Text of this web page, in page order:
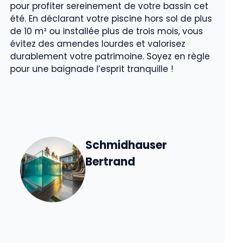
pour profiter sereinement de votre bassin cet
été. En déclarant votre piscine hors sol de plus
de 10 m² ou installée plus de trois mois, vous
évitez des amendes lourdes et valorisez
durablement votre patrimoine. Soyez en règle
pour une baignade l’esprit tranquille !
Schmidhauser
Bertrand